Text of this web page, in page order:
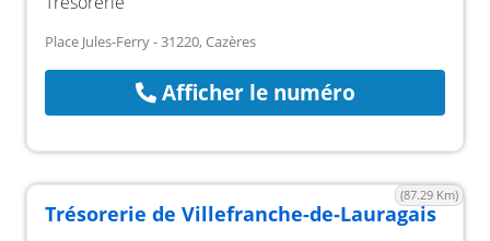
Place Jules-Ferry - 31220, Cazères
Afficher le numéro
(87.29 Km)
Trésorerie de Villefranche-de-Lauragais